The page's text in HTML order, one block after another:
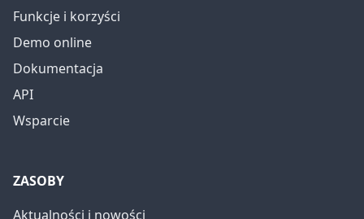
Funkcje i korzyści
Demo online
Dokumentacja
API
Wsparcie
ZASOBY
Aktualności i nowości